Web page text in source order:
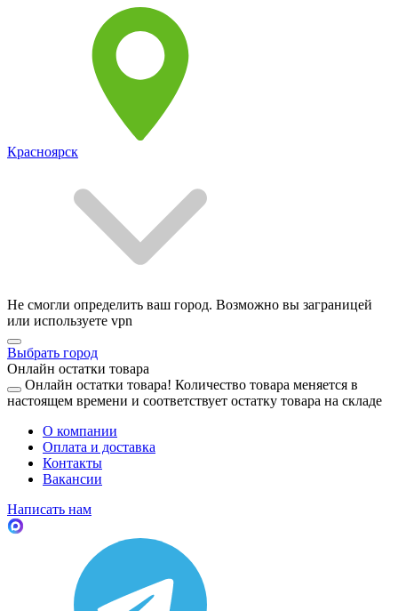
Красноярск
Не смогли определить ваш город. Возможно вы заграницей
или используете vpn
Выбрать город
Онлайн остатки товара
Онлайн остатки товара! Количество товара меняется в
настоящем времени и соответствует остатку товара на складе
О компании
Оплата и доставка
Контакты
Вакансии
Написать нам